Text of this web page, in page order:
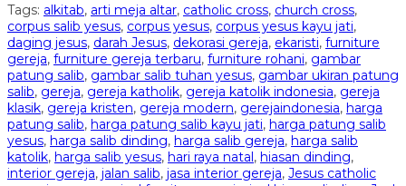
Tags: alkitab, arti meja altar, catholic cross, church cross,
corpus salib yesus, corpus yesus, corpus yesus kayu jati,
daging jesus, darah Jesus, dekorasi gereja, ekaristi, furniture
gereja, furniture gereja terbaru, furniture rohani, gambar
patung salib, gambar salib tuhan yesus, gambar ukiran patung
salib, gereja, gereja katholik, gereja katolik indonesia, gereja
klasik, gereja kristen, gereja modern, gerejaindonesia, harga
patung salib, harga patung salib kayu jati, harga patung salib
yesus, harga salib dinding, harga salib gereja, harga salib
katolik, harga salib yesus, hari raya natal, hiasan dinding,
interior gereja, jalan salib, jasa interior gereja, Jesus catholic